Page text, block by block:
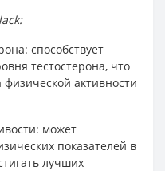
способствует
тестостерона, что
активности
может
показателей в
лучших